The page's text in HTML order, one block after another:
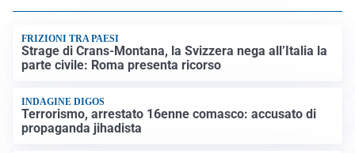
FRIZIONI TRA PAESI
Strage di Crans-Montana, la Svizzera nega all’Italia la
parte civile: Roma presenta ricorso
INDAGINE DIGOS
Terrorismo, arrestato 16enne comasco: accusato di
propaganda jihadista